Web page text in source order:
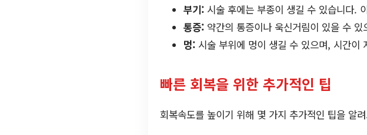
부기: 시술 후에는 부종이 생길 수 있습니다.
통증: 약간의 통증이나 욱신거림이 있을 수
멍: 시술 부위에 멍이 생길 수 있으며, 시간이
빠른 회복을 위한 추가적인 팁
회복속도를 높이기 위해 몇 가지 추가적인 팁을 알